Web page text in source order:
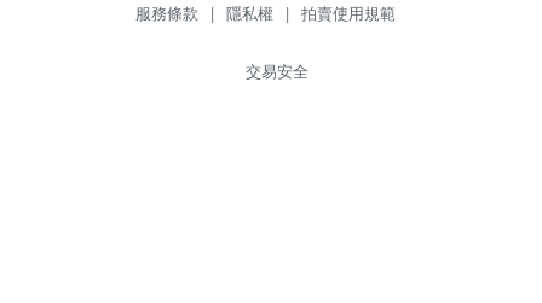
服務條款 | 隱私權 | 拍賣使用規範
交易安全